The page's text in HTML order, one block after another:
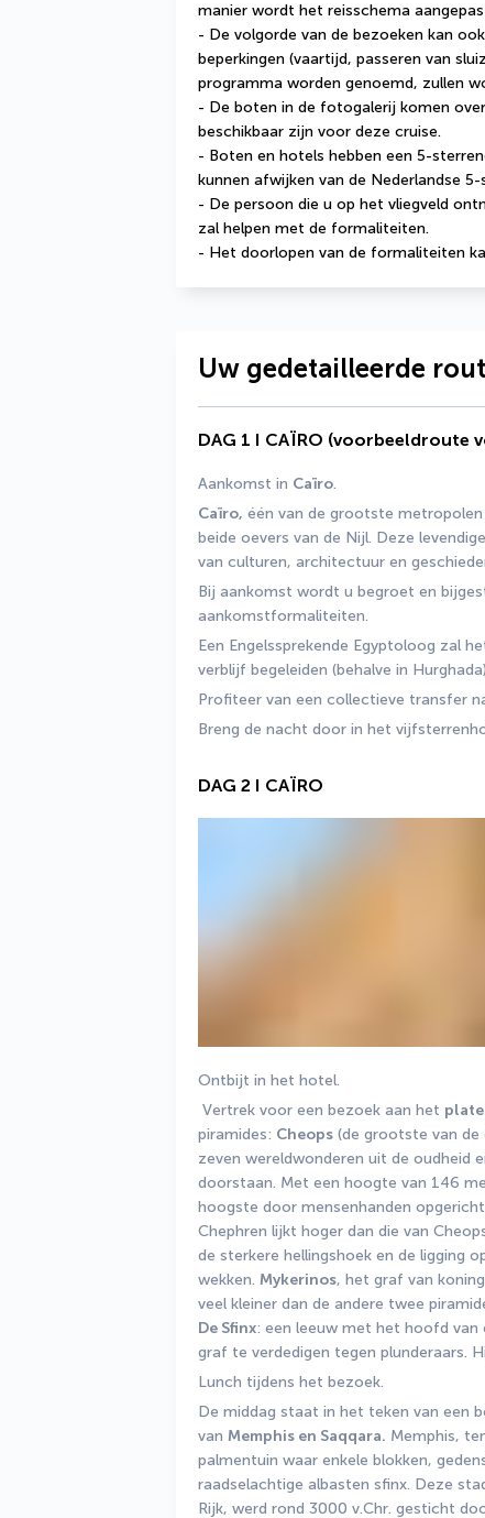
manier wordt het reisschema
- De volgorde van de bezoeken kan
beperkingen (vaartijd, passeren van
programma worden genoemd, zullen
- De boten in de fotogalerij komen
beschikbaar zijn voor deze cruise.
- Boten en hotels hebben een 5-
kunnen afwijken van de Nederlandse
- De persoon die u op het vliegveld
zal helpen met de formaliteiten.
- Het doorlopen van de formaliteiten
Uw gedetailleerde
DAG 1 I CAÏRO (voorbeeldroute
Aankomst in Caïro.
Caïro, één van de grootste
beide oevers van de Nijl. Deze
van culturen, architectuur en
Bij aankomst wordt u begroet en
aankomstformaliteiten.
Een Engelssprekende Egyptoloog zal
verblijf begeleiden (behalve in
Profiteer van een collectieve transfer
Breng de nacht door in het
DAG 2 I CAÏRO
Ontbijt in het hotel.
Vertrek voor een bezoek aan het
piramides: Cheops (de grootste van de
zeven wereldwonderen uit de oudheid
doorstaan. Met een hoogte van 146
hoogste door mensenhanden
Chephren lijkt hoger dan die van
de sterkere hellingshoek en de ligging
wekken. Mykerinos, het graf van
veel kleiner dan de andere twee
De Sfinx: een leeuw met het hoofd
graf te verdedigen tegen plunderaars.
Lunch tijdens het bezoek.
De middag staat in het teken van een
van Memphis en Saqqara. Memphis,
palmentuin waar enkele blokken,
raadselachtige albasten sfinx. Deze
Rijk, werd rond 3000 v.Chr. gesticht